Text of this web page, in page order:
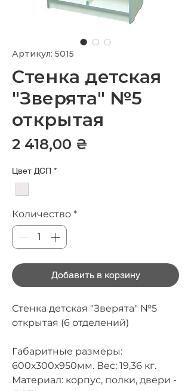
Артикул: 5015
Стенка детская
"Зверята" №5
открытая
2 418,00 ₴
Цвет ДСП *
Количество *
Добавить в корзину
Стенка детская "Зверята" №5
открытая (6 отделений)
Габаритные размеры:
600х300х950мм. Вес: 19,36 кг.
Материал: корпус, полки, двери -